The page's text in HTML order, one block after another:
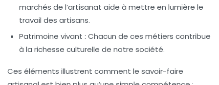
marchés de l’artisanat aide à mettre en lumière le
travail des artisans.
Patrimoine vivant : Chacun de ces métiers contribue
à la richesse culturelle de notre société.
Ces éléments illustrent comment le savoir-faire